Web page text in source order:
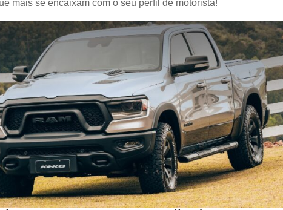
mais se encaixam com o seu perfil de motorista!